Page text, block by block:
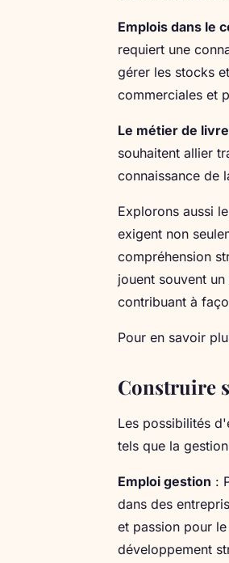
Emplois dans le
requiert une
gérer les stocks
commerciales et
Le métier de
souhaitent allier
connaissance de
Explorons aussi
exigent non
compréhension
jouent souvent
contribuant à
Pour en savoir
Construire
Les possibilités
tels que la
Emploi gestion :
dans des
et passion pour
développement